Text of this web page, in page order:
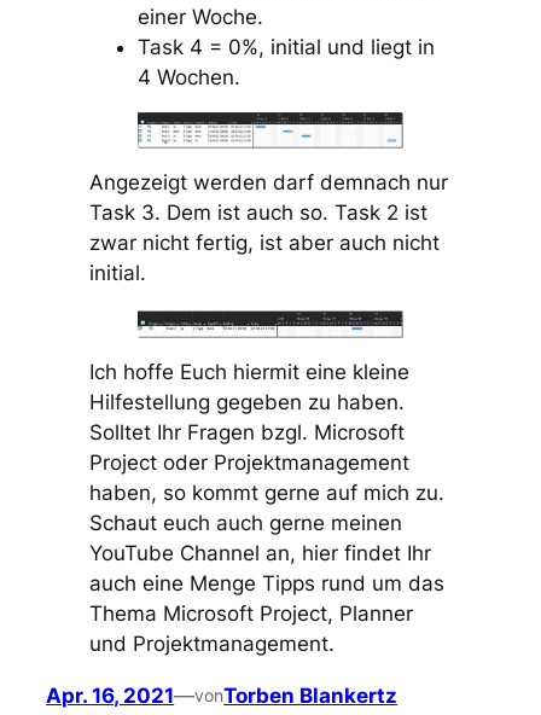
einer Woche.
Task 4 = 0%, initial und liegt in
4 Wochen.
Angezeigt werden darf demnach nur
Task 3. Dem ist auch so. Task 2 ist
zwar nicht fertig, ist aber auch nicht
initial.
Ich hoffe Euch hiermit eine kleine
Hilfestellung gegeben zu haben.
Solltet Ihr Fragen bzgl. Microsoft
Project oder Projektmanagement
haben, so kommt gerne auf mich zu.
Schaut euch auch gerne meinen
YouTube Channel an, hier findet Ihr
auch eine Menge Tipps rund um das
Thema Microsoft Project, Planner
und Projektmanagement.
Apr. 16, 2021—vonTorben Blankertz